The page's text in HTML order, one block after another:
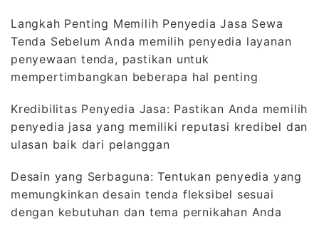
Langkah Penting Memilih Penyedia Jasa Sewa
Tenda Sebelum Anda memilih penyedia layanan
penyewaan tenda, pastikan untuk
mempertimbangkan beberapa hal penting
Kredibilitas Penyedia Jasa: Pastikan Anda memilih
penyedia jasa yang memiliki reputasi kredibel dan
ulasan baik dari pelanggan
Desain yang Serbaguna: Tentukan penyedia yang
memungkinkan desain tenda fleksibel sesuai
dengan kebutuhan dan tema pernikahan Anda